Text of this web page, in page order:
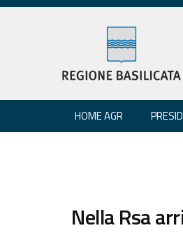
HOME AGR
Nella Rsa